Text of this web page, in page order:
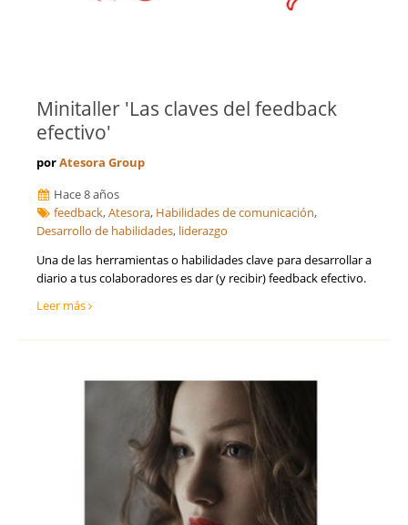
Minitaller 'Las claves del feedback
efectivo'
porAtesora Group
Hace 8 años
feedback,Atesora, Habilidades de comunicación,
Desarrollo de habilidades, liderazgo
Una de las herramientas o habilidades clave para desarrollar a
diario a tus colaboradores es dar (y recibir) feedback efectivo.
Leer más